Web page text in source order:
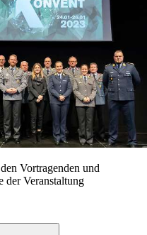
Vortragenden und
der Veranstaltung